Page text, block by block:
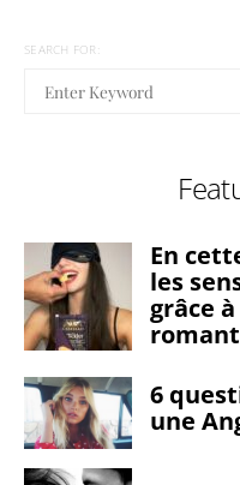
SEARCH FOR:
En
les
grâce
6
une